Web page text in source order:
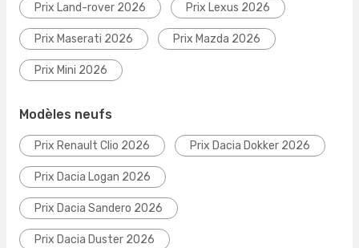
Prix Land-rover 2026 Prix Lexus 2026
Prix Maserati 2026 Prix Mazda 2026
Prix Mini 2026
Modèles neufs
Prix Renault Clio 2026 Prix Dacia Dokker 2026
Prix Dacia Logan 2026
Prix Dacia Sandero 2026
Prix Dacia Duster 2026